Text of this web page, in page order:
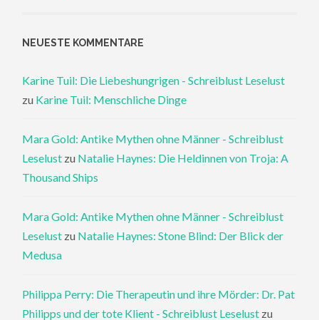
NEUESTE KOMMENTARE
Karine Tuil: Die Liebeshungrigen - Schreiblust Leselust
zu Karine Tuil: Menschliche Dinge
Mara Gold: Antike Mythen ohne Männer - Schreiblust
Leselust zu Natalie Haynes: Die Heldinnen von Troja: A
Thousand Ships
Mara Gold: Antike Mythen ohne Männer - Schreiblust
Leselust zu Natalie Haynes: Stone Blind: Der Blick der
Medusa
Philippa Perry: Die Therapeutin und ihre Mörder: Dr. Pat
Philipps und der tote Klient - Schreiblust Leselust zu